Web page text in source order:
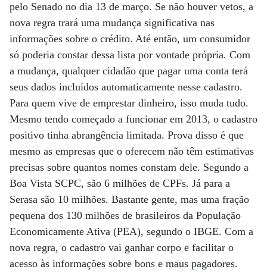
pelo Senado no dia 13 de março. Se não houver vetos, a
nova regra trará uma mudança significativa nas
informações sobre o crédito. Até então, um consumidor
só poderia constar dessa lista por vontade própria. Com
a mudança, qualquer cidadão que pagar uma conta terá
seus dados incluídos automaticamente nesse cadastro.
Para quem vive de emprestar dinheiro, isso muda tudo.
Mesmo tendo começado a funcionar em 2013, o cadastro
positivo tinha abrangência limitada. Prova disso é que
mesmo as empresas que o oferecem não têm estimativas
precisas sobre quantos nomes constam dele. Segundo a
Boa Vista SCPC, são 6 milhões de CPFs. Já para a
Serasa são 10 milhões. Bastante gente, mas uma fração
pequena dos 130 milhões de brasileiros da População
Economicamente Ativa (PEA), segundo o IBGE. Com a
nova regra, o cadastro vai ganhar corpo e facilitar o
acesso às informações sobre bons e maus pagadores.